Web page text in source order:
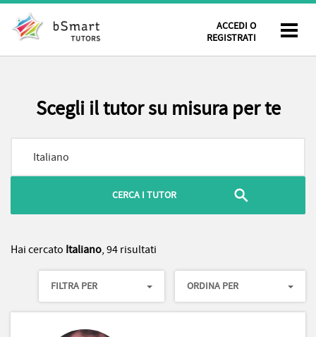
ACCEDI O
REGISTRATI
Scegli il tutor su misura per te
Hai cercato Italiano, 94 risultati
ORDINA PER
FILTRA PER